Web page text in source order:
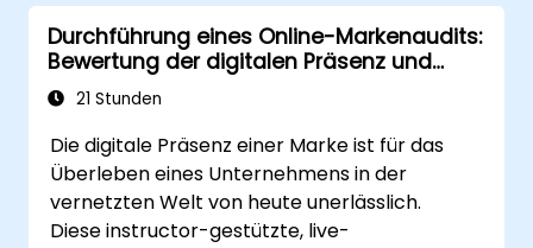
Durchführung eines Online-Markenaudits:
Bewertung der digitalen Präsenz und
Positionierung Ihrer Marke zur Entwicklung
kraftvoller Markenstrategien
21 Stunden
Die digitale Präsenz einer Marke ist für das
Überleben eines Unternehmens in der
vernetzten Welt von heute unerlässlich.
Diese instructor-gestützte, live-